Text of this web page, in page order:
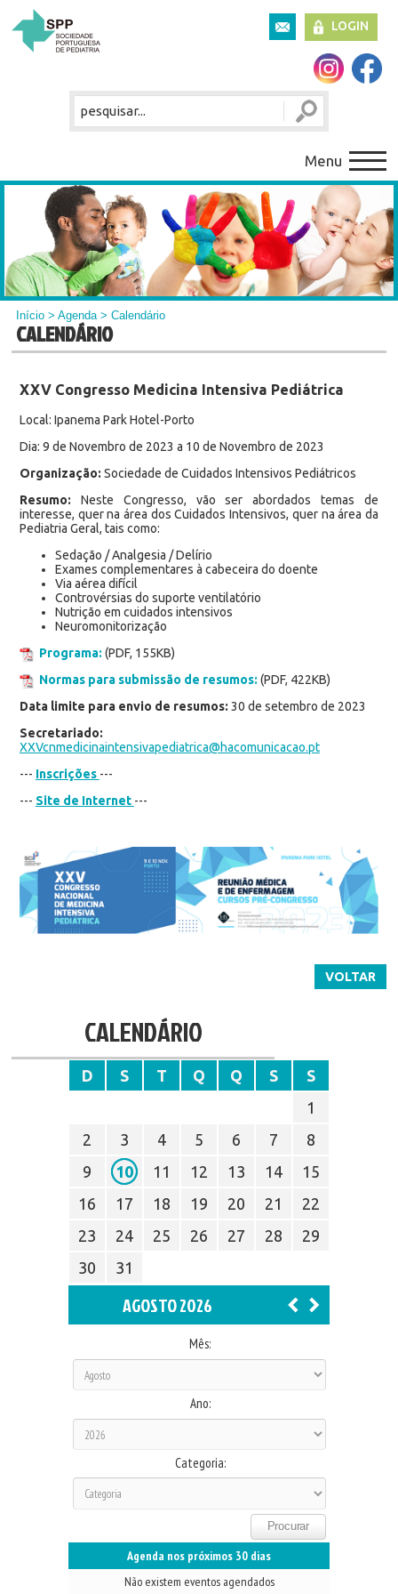
LOGIN
Menu
Início >Agenda> Calendário
CALENDÁRIO
XXV Congresso Medicina Intensiva Pediátrica
Local: Ipanema Park Hotel-Porto
Dia: 9 de Novembro de 2023 a 10 de Novembro de 2023
Organização: Sociedade de Cuidados Intensivos Pediátricos
Resumo: Neste Congresso, vão ser abordados temas de
interesse, quer na área dos Cuidados Intensivos, quer na área da
Pediatria Geral, tais como:
Sedação / Analgesia / Delírio
Exames complementares à cabeceira do doente
Via aérea difícil
Controvérsias do suporte ventilatório
Nutrição em cuidados intensivos
Neuromonitorização
Programa: (PDF, 155KB)
Normas para submissão de resumos: (PDF, 422KB)
Data limite para envio de resumos: 30 de setembro de 2023
Secretariado:
XXVcnmedicinaintensivapediatrica@hacomunicacao.pt
--- Inscrições ---
--- Site de Internet ---
VOLTAR
CALENDÁRIO
D S T Q Q S
S
1
2
3 4 5 6 7
8
9
10 11 12 13 14
15
16
17 18 19 20 21
22
23
24 25 26 27 28
29
30
31
AGOSTO 2026
Mês:
Ano:
Categoria:
Agenda nos próximos 30 dias
Não existem eventos agendados